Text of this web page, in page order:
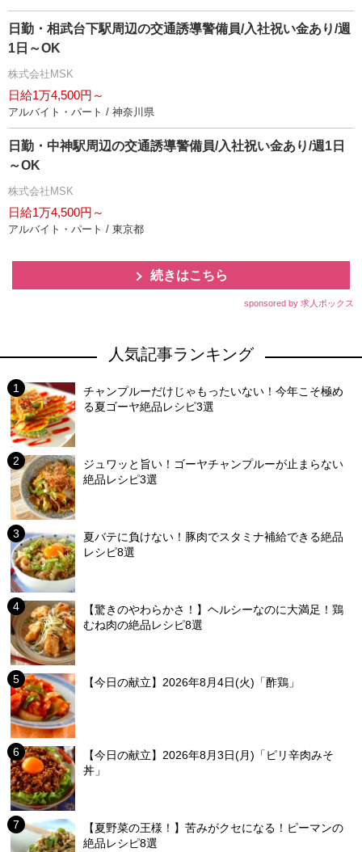
日勤・相武台下駅周辺の交通誘導警備員/入社祝い金あり/週
1日～OK
株式会社MSK
日給1万4,500円～
アルバイト・パート / 神奈川県
日勤・中神駅周辺の交通誘導警備員/入社祝い金あり/週1日
～OK
株式会社MSK
日給1万4,500円～
アルバイト・パート / 東京都
続きはこちら
sponsored by 求人ボックス
人気記事ランキング
チャンプルーだけじゃもったいない！今年こそ極め
る夏ゴーヤ絶品レシピ3選
ジュワッと旨い！ゴーヤチャンプルーが止まらない
絶品レシピ3選
夏バテに負けない！豚肉でスタミナ補給できる絶品
レシピ8選
【驚きのやわらかさ！】ヘルシーなのに大満足！鶏
むね肉の絶品レシピ8選
【今日の献立】2026年8月4日(火)「酢鶏」
【今日の献立】2026年8月3日(月)「ピリ辛肉みそ
丼」
【夏野菜の王様！】苦みがクセになる！ピーマンの
絶品レシピ8選